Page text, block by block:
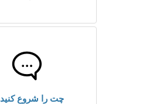
چت را شروع کنید